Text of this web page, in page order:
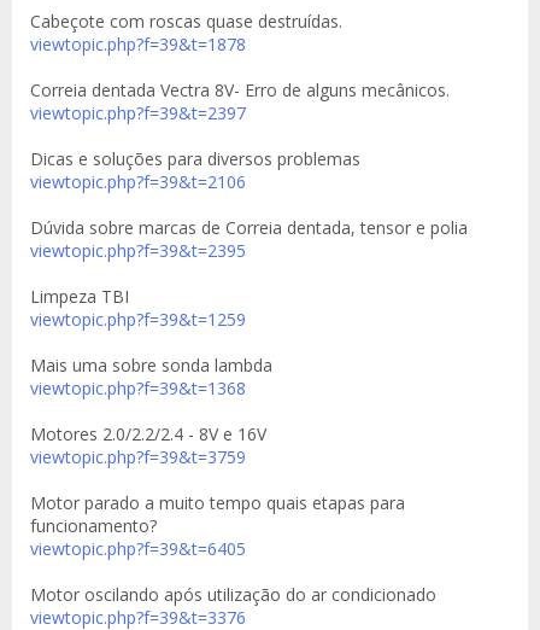
Cabeçote com roscas quase destruídas.
viewtopic.php?f=39&t=1878
Correia dentada Vectra 8V- Erro de alguns mecânicos.
viewtopic.php?f=39&t=2397
Dicas e soluções para diversos problemas
viewtopic.php?f=39&t=2106
Dúvida sobre marcas de Correia dentada, tensor e polia
viewtopic.php?f=39&t=2395
Limpeza TBI
viewtopic.php?f=39&t=1259
Mais uma sobre sonda lambda
viewtopic.php?f=39&t=1368
Motores 2.0/2.2/2.4 - 8V e 16V
viewtopic.php?f=39&t=3759
Motor parado a muito tempo quais etapas para
funcionamento?
viewtopic.php?f=39&t=6405
Motor oscilando após utilização do ar condicionado
viewtopic.php?f=39&t=3376